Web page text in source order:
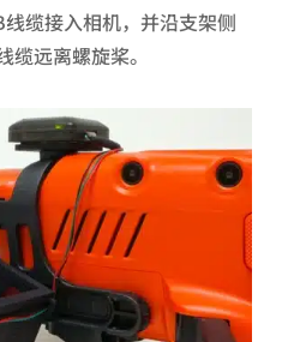
缆接入相机，并沿支架侧
缆远离螺旋桨。